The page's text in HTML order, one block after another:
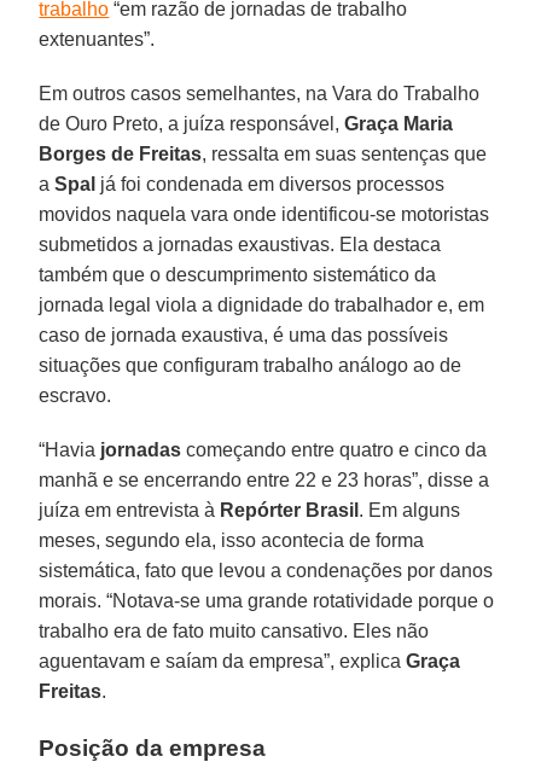
trabalho “em razão de jornadas de trabalho
extenuantes”.
Em outros casos semelhantes, na Vara do Trabalho
de Ouro Preto, a juíza responsável,Graça Maria
Borges de Freitas, ressalta em suas sentenças que
aSpal já foi condenada em diversos processos
movidos naquela vara onde identificou-se motoristas
submetidos a jornadas exaustivas. Ela destaca
também que o descumprimento sistemático da
jornada legal viola a dignidade do trabalhador e, em
caso de jornada exaustiva, é uma das possíveis
situações que configuram trabalho análogo ao de
escravo.
“Havia jornadas começando entre quatro e cinco da
manhã e se encerrando entre 22 e 23 horas”, disse a
juíza em entrevista à Repórter Brasil . Em alguns
meses, segundo ela, isso acontecia de forma
sistemática, fato que levou a condenações por danos
morais. “Notava-se uma grande rotatividade porque o
trabalho era de fato muito cansativo. Eles não
aguentavam e saíam da empresa”, explicaGraça
Freitas.
Posição da empresa